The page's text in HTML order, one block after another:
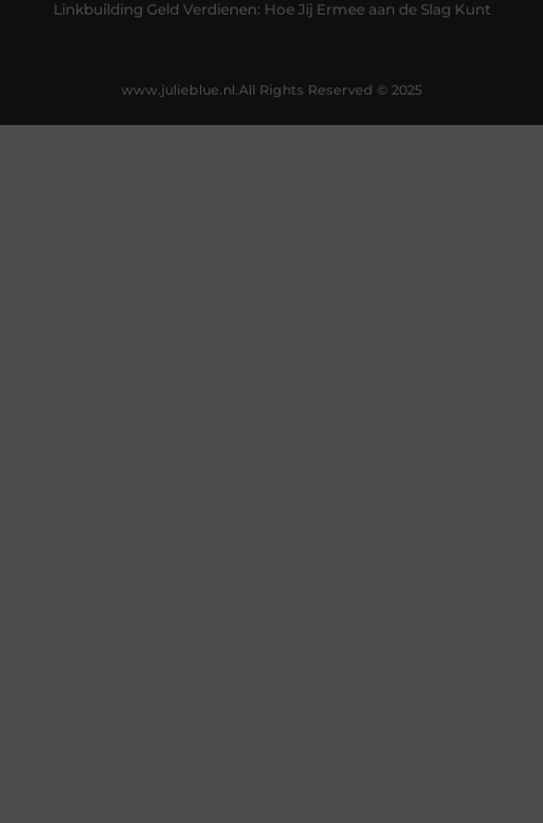
Linkbuilding Geld Verdienen: Hoe Jij Ermee aan de Slag Kunt
All Rights Reserved © 2025
www.julieblue.nl.